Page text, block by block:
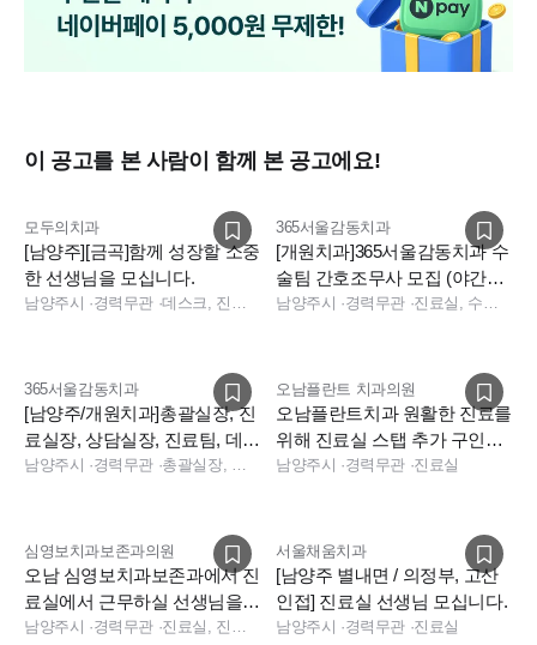
이 공고를 본 사람이 함께 본 공고에요!
모두의치과
[남양주][금곡]함께 성장할 소중
한 선생님을 모십니다.
남양주시 ·경력무관 · 데스크, 진료실, 데스크, 진료실, 데스크, 전화응대(CS), 원내기공사
365서울감동치과
[개원치과]365서울감동치과 수
술팀 간호조무사 모집 (야간x/
월세지원)
남양주시 ·경력무관 · 진료실, 수술실
365서울감동치과
[남양주/개원치과]총괄실장, 진
료실장, 상담실장, 진료팀, 데스
크 전파트 충원합니다.
남양주시 ·경력무관 · 총괄실장, 실장, 진료팀장, 상담, 데스크, 소독실, 수술실, 진료실
오남플란트 치과의원
오남플란트치과 원활한 진료를
위해 진료실 스탭 추가 구인합
니다.
남양주시 ·경력무관 ·진료실
심영보치과보존과의원
오남 심영보치과보존과에서 진
료실에서 근무하실 선생님을
모십니다
남양주시 ·경력무관 · 진료실, 진료실
서울채움치과
[남양주 별내면 / 의정부, 고산
인접] 진료실 선생님 모십니다.
남양주시 ·경력무관 ·진료실